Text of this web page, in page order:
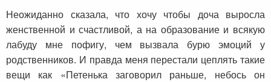
Неожиданно сказала, что хочу чтобы доча выросла
женственной и счастливой, а на образование и всякую
лабуду мне пофигу, чем вызвала бурю эмоций у
родственников. И правда меня перестали цеплять такие
вещи как «Петенька заговорил раньше, небось он